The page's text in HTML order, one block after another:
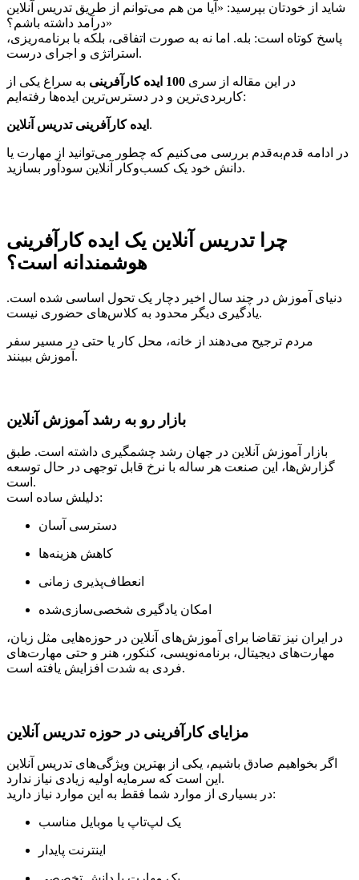
شاید از خودتان بپرسید: «آیا من هم می‌توانم از طریق تدریس آنلاین
درآمد داشته باشم؟»
پاسخ کوتاه است: بله. اما نه به صورت اتفاقی، بلکه با برنامه‌ریزی،
استراتژی و اجرای درست.
در این مقاله از سری 100 ایده کارآفرینی
به سراغ یکی از
کاربردی‌ترین و در دسترس‌ترین ایده‌ها رفته‌ایم:
ایده کارآفرینی تدریس آنلاین .
در ادامه قدم‌به‌قدم بررسی می‌کنیم که چطور می‌توانید از مهارت یا
دانش خود یک کسب‌وکار آنلاین سودآور بسازید.
چرا تدریس آنلاین یک ایده کارآفرینی
هوشمندانه است؟
دنیای آموزش در چند سال اخیر دچار یک تحول اساسی شده است.
یادگیری دیگر محدود به کلاس‌های حضوری نیست.
مردم ترجیح می‌دهند از خانه، محل کار یا حتی در مسیر سفر
آموزش ببینند.
بازار رو به رشد آموزش آنلاین
بازار آموزش آنلاین در جهان رشد چشمگیری داشته است. طبق
گزارش‌ها، این صنعت هر ساله با نرخ قابل توجهی در حال توسعه
است.
دلیلش ساده است:
دسترسی آسان
کاهش هزینه‌ها
انعطاف‌پذیری زمانی
امکان یادگیری شخصی‌سازی‌شده
در ایران نیز تقاضا برای آموزش‌های آنلاین در حوزه‌هایی مثل زبان،
مهارت‌های دیجیتال، برنامه‌نویسی، کنکور، هنر و حتی مهارت‌های
فردی به شدت افزایش یافته است.
مزایای کارآفرینی در حوزه تدریس آنلاین
اگر بخواهیم صادق باشیم، یکی از بهترین ویژگی‌های تدریس آنلاین
این است که سرمایه اولیه زیادی نیاز ندارد.
در بسیاری از موارد شما فقط به این موارد نیاز دارید:
یک لپ‌تاپ یا موبایل مناسب
اینترنت پایدار